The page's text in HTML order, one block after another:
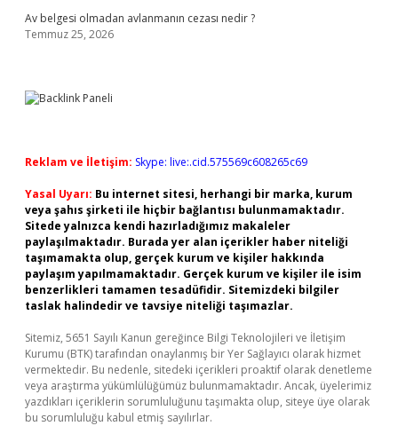
Av belgesi olmadan avlanmanın cezası nedir ?
Temmuz 25, 2026
Reklam ve İletişim: Skype: live:.cid.575569c608265c69
Yasal Uyarı: Bu internet sitesi, herhangi bir marka, kurum
veya şahıs şirketi ile hiçbir bağlantısı bulunmamaktadır.
Sitede yalnızca kendi hazırladığımız makaleler
paylaşılmaktadır. Burada yer alan içerikler haber niteliği
taşımamakta olup, gerçek kurum ve kişiler hakkında
paylaşım yapılmamaktadır. Gerçek kurum ve kişiler ile isim
benzerlikleri tamamen tesadüfidir. Sitemizdeki bilgiler
taslak halindedir ve tavsiye niteliği taşımazlar.
Sitemiz, 5651 Sayılı Kanun gereğince Bilgi Teknolojileri ve İletişim
Kurumu (BTK) tarafından onaylanmış bir Yer Sağlayıcı olarak hizmet
vermektedir. Bu nedenle, sitedeki içerikleri proaktif olarak denetleme
veya araştırma yükümlülüğümüz bulunmamaktadır. Ancak, üyelerimiz
yazdıkları içeriklerin sorumluluğunu taşımakta olup, siteye üye olarak
bu sorumluluğu kabul etmiş sayılırlar.